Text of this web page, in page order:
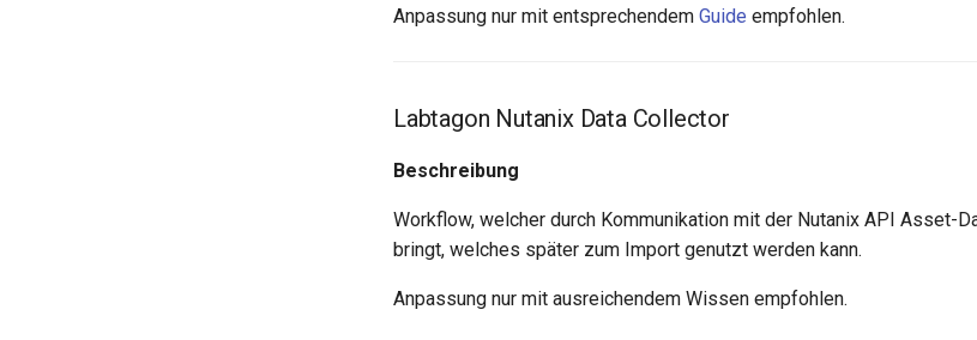
Anpassung nur mit entsprechendem Guide empfohlen.
Labtagon Nutanix Data Collector
Beschreibung
Workflow, welcher durch Kommunikation mit der Nutanix API Asset-
bringt, welches später zum Import genutzt werden kann.
Anpassung nur mit ausreichendem Wissen empfohlen.